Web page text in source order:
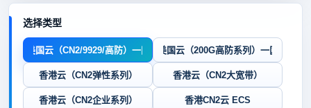
选择类型
美国云（CN2/9929/高防）一区 美国云（200G高防系列）一区
香港云（CN2弹性系列） 香港云（CN2大宽带）
香港云（CN2企业系列） 香港CN2云 ECS